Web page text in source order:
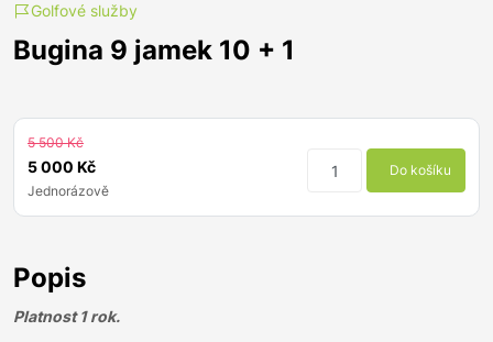
Golfové služby
Bugina 9 jamek 10 + 1
5 500 Kč
5 000 Kč
Jednorázově
Do košíku
Popis
Platnost 1 rok.